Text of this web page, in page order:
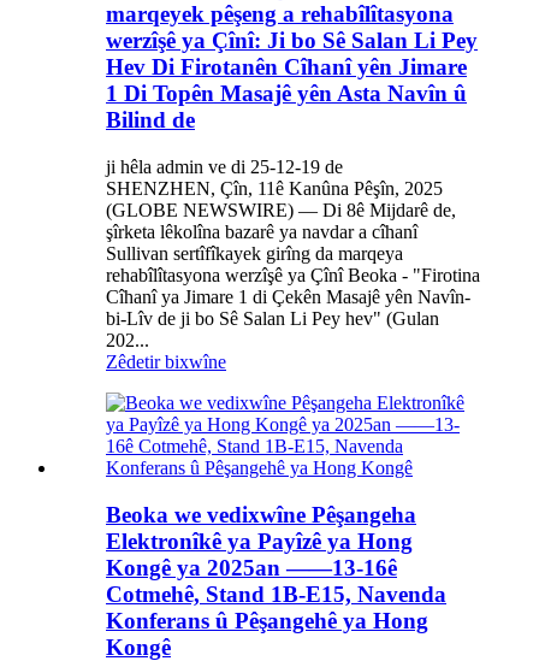
marqeyek pêşeng a rehabîlîtasyona
werzîşê ya Çînî: Ji bo Sê Salan Li Pey
Hev Di Firotanên Cîhanî yên Jimare
1 Di Topên Masajê yên Asta Navîn û
Bilind de
ji hêla admin ve di 25-12-19 de
SHENZHEN, Çîn, 11ê Kanûna Pêşîn, 2025
(GLOBE NEWSWIRE) — Di 8ê Mijdarê de,
şîrketa lêkolîna bazarê ya navdar a cîhanî
Sullivan sertîfîkayek girîng da marqeya
rehabîlîtasyona werzîşê ya Çînî Beoka - "Firotina
Cîhanî ya Jimare 1 di Çekên Masajê yên Navîn-
bi-Lîv de ji bo Sê Salan Li Pey hev" (Gulan
202...
Zêdetir bixwîne
Beoka we vedixwîne Pêşangeha
Elektronîkê ya Payîzê ya Hong
Kongê ya 2025an ——13-16ê
Cotmehê, Stand 1B-E15, Navenda
Konferans û Pêşangehê ya Hong
Kongê